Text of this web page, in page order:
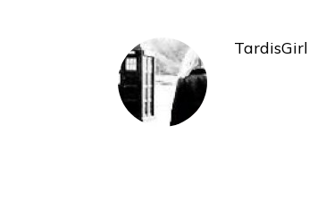
TardisGirl